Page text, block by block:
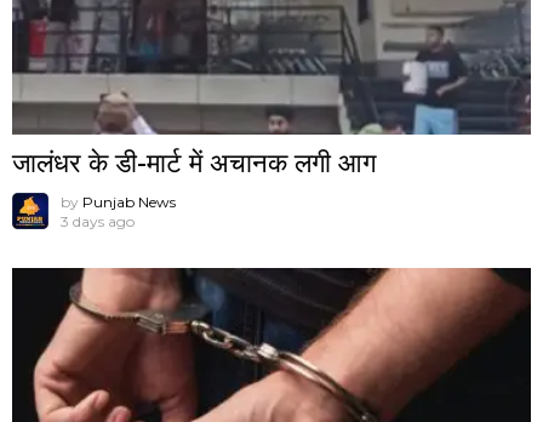
जालंधर के डी-मार्ट में अचानक लगी आग
by Punjab News
3 days ago